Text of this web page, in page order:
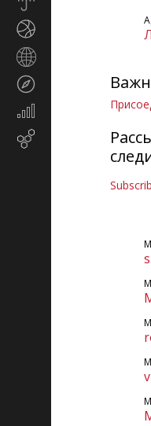
Экономика
маркетинг